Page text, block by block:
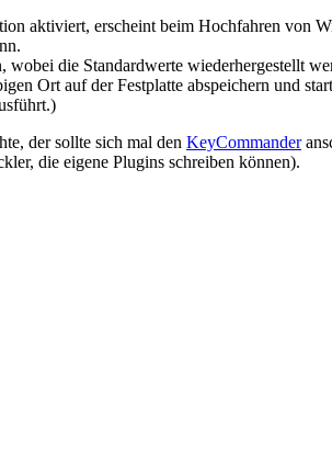
aktiviert, erscheint beim Hochfahren von
die Standardwerte wiederhergestellt
Ort auf der Festplatte abspeichern und
der sollte sich mal den KeyCommander
die eigene Plugins schreiben können).